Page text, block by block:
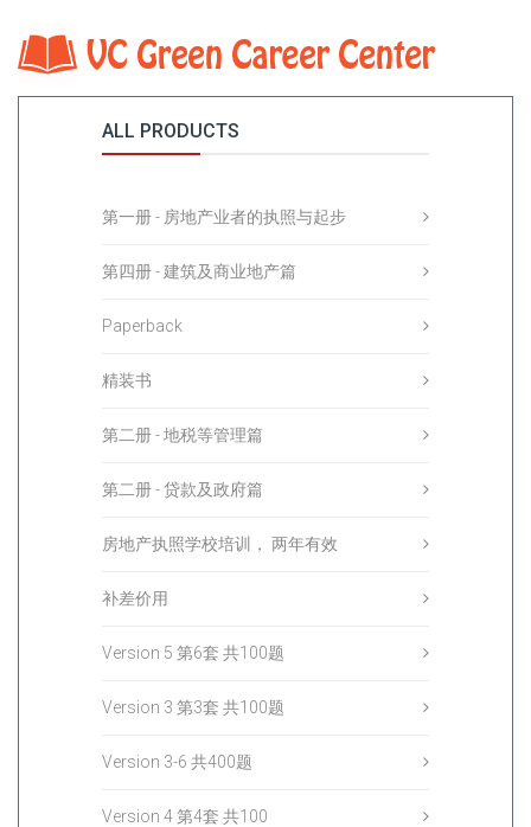
Home Library
ALL PRODUCTS
第一册 - 房地产业者的执照与起步
第四册 - 建筑及商业地产篇
Paperback
精装书
第二册 - 地税等管理篇
第二册 - 贷款及政府篇
房地产执照学校培训， 两年有效
补差价用
Version 5 第6套 共100题
Version 3 第3套 共100题
Version 3-6 共400题
Version 4 第4套 共100